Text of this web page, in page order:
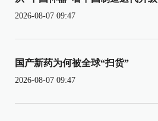
2026-08-07 09:47
国产新药为何被全球“扫货”
2026-08-07 09:47